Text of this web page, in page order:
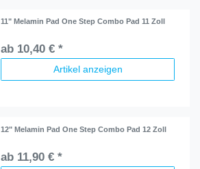
11" Melamin Pad One Step Combo Pad 11 Zoll
ab 10,40 € *
Artikel anzeigen
12" Melamin Pad One Step Combo Pad 12 Zoll
ab 11,90 € *